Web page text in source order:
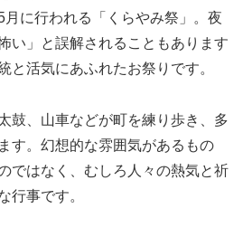
に行われる「くらやみ祭」。夜
い」と誤解されることもあります
と活気にあふれたお祭りです。
鼓、山車などが町を練り歩き、多
す。幻想的な雰囲気があるもの
ではなく、むしろ人々の熱気と祈
行事です。